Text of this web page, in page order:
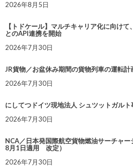
2026年8月5日
【トドケール】マルチキャリア化に向け
とのAPI連携を開始
2026年7月30日
JR貨物／お盆休み期間の貨物列車の運転計
2026年7月30日
にしてつドイツ現地法人 シュツットガル
2026年7月30日
NCA／日本発国際航空貨物燃油サーチャ
8月1日適用 改定）
2026年7月30日